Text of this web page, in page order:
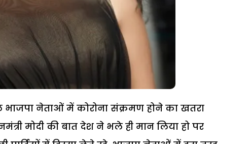
भाजपा नेताओं में कोरोना संक्रमण होने का खतरा
मोदी की बात देश ने भले ही मान लिया हो पर